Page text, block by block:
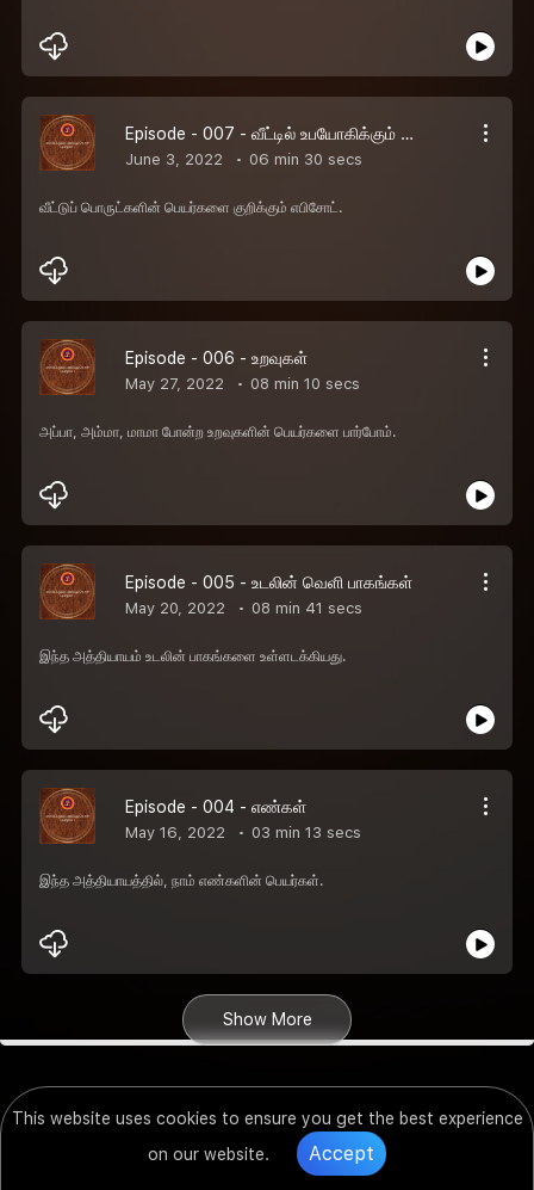
This website uses cookies to ensure you get the best experience
on our website.
Accept
Episode - 007 - வீட்டில் உபயோகிக்கும் பொருட்கள்
June 3, 2022 06 min 30 secs
வீட்டுப் பொருட்களின் பெயர்களை குறிக்கும் எபிசோட்.
Episode - 006 - உறவுகள்
May 27, 2022 08 min 10 secs
அப்பா, அம்மா, மாமா போன்ற உறவுகளின் பெயர்களை பார்போம்.
Episode - 005 - உடலின் வெளி பாகங்கள்
May 20, 2022 08 min 41 secs
இந்த அத்தியாயம் உடலின் பாகங்களை உள்ளடக்கியது.
Episode - 004 - எண்கள்
May 16, 2022 03 min 13 secs
இந்த அத்தியாயத்தில், நாம் எண்களின் பெயர்கள்.
Show More